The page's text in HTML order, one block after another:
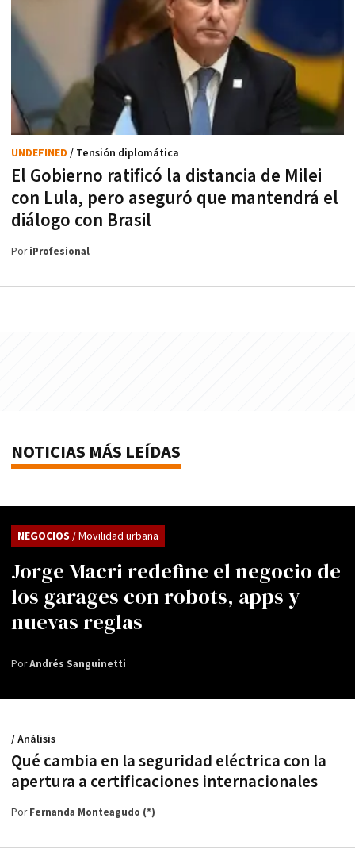
El Gobierno ratificó la distancia de Milei
con Lula, pero aseguró que mantendrá el
diálogo con Brasil
UNDEFINED / Tensión diplomática
PoriProfesional
NOTICIAS MÁS LEÍDAS
Jorge Macri redefine el negocio de
los garages con robots, apps y
nuevas reglas
NEGOCIOS / Movilidad urbana
PorAndrés Sanguinetti
Qué cambia en la seguridad eléctrica con la
apertura a certificaciones internacionales
/ Análisis
PorFernanda Monteagudo (*)